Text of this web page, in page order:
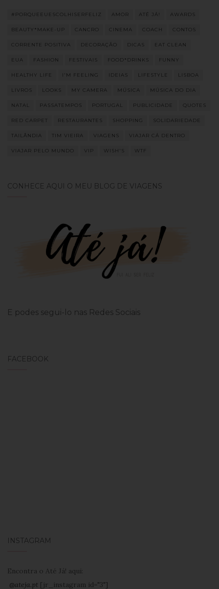
#PORQUEEUESCOLHISERFELIZ AMOR ATÉ JÁ! AWARDS
BEAUTY*MAKE-UP CANCRO CINEMA COACH CONTOS
CORRENTE POSITIVA DECORAÇÃO DICAS EAT CLEAN
EUA FASHION FESTIVAIS FOOD*DRINKS FUNNY
HEALTHY LIFE I'M FEELING IDEIAS LIFESTYLE LISBOA
LIVROS LOOKS MY CAMERA MÚSICA MÚSICA DO DIA
NATAL PASSATEMPOS PORTUGAL PUBLICIDADE QUOTES
RED CARPET RESTAURANTES SHOPPING SOLIDARIEDADE
TAILÂNDIA TIM VIEIRA VIAGENS VIAJAR CÁ DENTRO
VIAJAR PELO MUNDO VIP WISH'S WTF
CONHECE AQUI O MEU BLOG DE VIAGENS
E podes segui-lo nas Redes Sociais
FACEBOOK
INSTAGRAM
Encontra o Até Já! aqui:
@ateja.pt [jr_instagram id="3"]